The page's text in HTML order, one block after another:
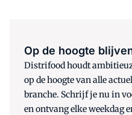
Op de hoogte
Distrifood houdt
op de hoogte van alle
branche. Schrijf je nu in
en ontvang elke weekdag